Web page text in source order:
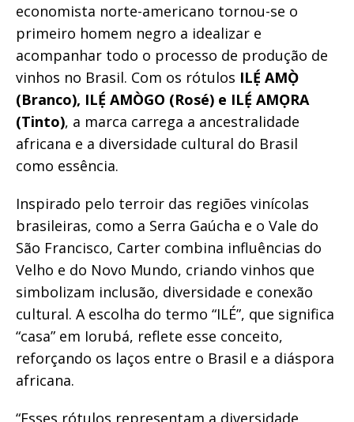
economista norte-americano tornou-se o
primeiro homem negro a idealizar e
acompanhar todo o processo de produção de
vinhos no Brasil. Com os rótulos ILẸ́ AMỌ̀
(Branco), ILẸ́ AMÒGO (Rosé) e ILẸ́ AMỌRA
(Tinto), a marca carrega a ancestralidade
africana e a diversidade cultural do Brasil
como essência.
Inspirado pelo terroir das regiões vinícolas
brasileiras, como a Serra Gaúcha e o Vale do
São Francisco, Carter combina influências do
Velho e do Novo Mundo, criando vinhos que
simbolizam inclusão, diversidade e conexão
cultural. A escolha do termo “ILÉ”, que significa
“casa” em Iorubá, reflete esse conceito,
reforçando os laços entre o Brasil e a diáspora
africana.
“Esses rótulos representam a diversidade